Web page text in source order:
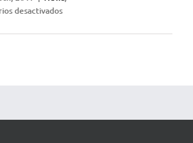
desactivadosen
del